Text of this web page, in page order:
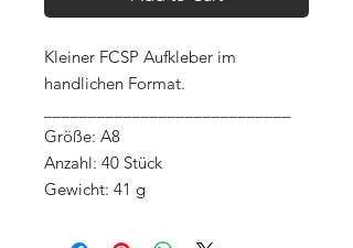
Kleiner FCSP Aufkleber im
handlichen Format.
Größe: A8
Anzahl: 40 Stück
Gewicht: 41 g